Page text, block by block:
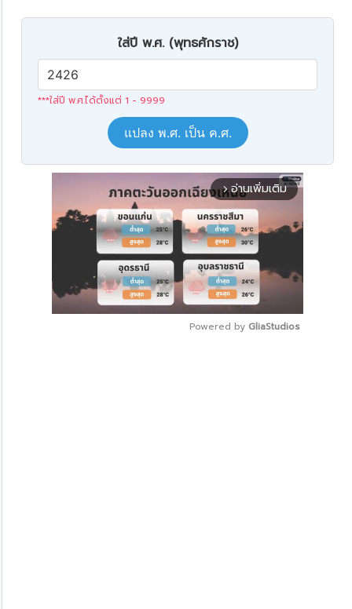
ใส่ปี พ.ศ. (พุทธศักราช)
***ใส่ปี พ.ศ.ได้ตั้งแต่ 1 - 9999
แปลง พ.ศ. เป็น ค.ศ.
arrow_forward_ios อ่านเพิ่มเติม
Powered by GliaStudios